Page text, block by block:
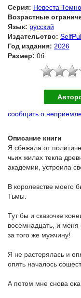
Серия: Невеста
Возрастные
Язык: русский
Издательство:
Год издания: 2026
Размер: 0б
сообщить о
Описание книги
Я сбежала от
чьих жилах текла
академии, устроила
В королевстве моего
Тьмы.
Тут бы и сказочке
восемнадцать, и
за того же мужчину!
Я не растерялась и
опять началось
А потом мне снова